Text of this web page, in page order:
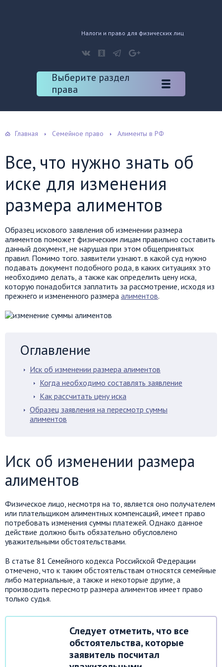
Налоги и право для физических лиц
Выберите раздел
права
Главная Семейное право Алименты в РФ
Все, что нужно знать об
иске для изменения
размера алиментов
Образец искового заявления об изменении размера
алиментов поможет физическим лицам правильно составить
данный документ, не нарушая при этом общепринятых
правил. Помимо того. заявители узнают. в какой суд нужно
подавать документ подобного рода, в каких ситуациях это
необходимо делать, а также как определить цену иска,
которую понадобится заплатить за рассмотрение, исходя из
прежнего и измененного размера алиментов.
Оглавление
Иск об изменении размера алиментов
Когда необходимо составлять заявление
Как рассчитать цену иска
Образец заявления на пересмотр суммы
алиментов
Иск об изменении размера
алиментов
Физическое лицо, несмотря на то, является оно получателем
или плательщиком алиментных компенсаций, имеет право
потребовать изменения суммы платежей. Однако данное
действие должно быть обязательно обусловлено
уважительными обстоятельствами.
В статье 81 Семейного кодекса Российской Федерации
отмечено, что к таким обстоятельствам относятся семейные
либо материальные, а также и некоторые другие, а
производить пересмотр размера алиментов имеет право
только судья.
Следует отметить, что все
обстоятельства, которые
заявитель посчитал